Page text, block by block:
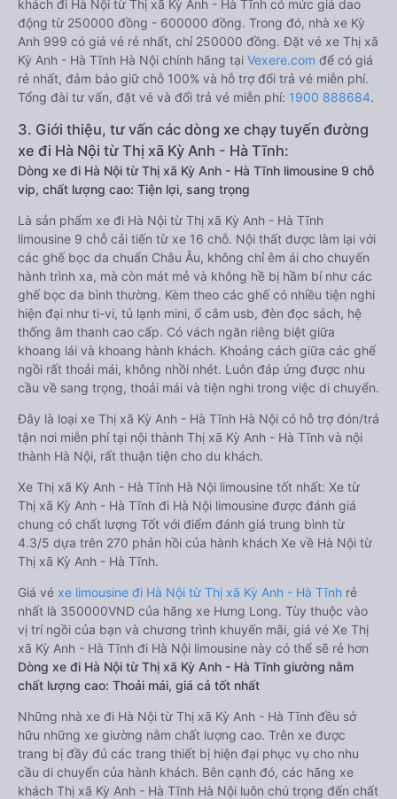
khách đi Hà Nội từ Thị xã Kỳ Anh - Hà Tĩnh có mức giá dao
động từ 250000 đồng - 600000 đồng. Trong đó, nhà xe Kỳ
Anh 999 có giá vé rẻ nhất, chỉ 250000 đồng. Đặt vé xe Thị xã
Kỳ Anh - Hà Tĩnh Hà Nội chính hãng tại Vexere.com để có giá
rẻ nhất, đảm bảo giữ chỗ 100% và hỗ trợ đổi trả vé miễn phí.
Tổng đài tư vấn, đặt vé và đổi trả vé miễn phí: 1900 888684.
3. Giới thiệu, tư vấn các dòng xe chạy tuyến đường
xe đi Hà Nội từ Thị xã Kỳ Anh - Hà Tĩnh:
Dòng xe đi Hà Nội từ Thị xã Kỳ Anh - Hà Tĩnh limousine 9 chỗ
vip, chất lượng cao: Tiện lợi, sang trọng
Là sản phẩm xe đi Hà Nội từ Thị xã Kỳ Anh - Hà Tĩnh
limousine 9 chỗ cải tiến từ xe 16 chỗ. Nội thất được làm lại với
các ghế bọc da chuẩn Châu Âu, không chỉ êm ái cho chuyến
hành trình xa, mà còn mát mẻ và không hề bị hầm bí như các
ghế bọc da bình thường. Kèm theo các ghế có nhiều tiện nghi
hiện đại như ti-vi, tủ lạnh mini, ổ cắm usb, đèn đọc sách, hệ
thống âm thanh cao cấp. Có vách ngăn riêng biệt giữa
khoang lái và khoang hành khách. Khoảng cách giữa các ghế
ngồi rất thoải mái, không nhồi nhét. Luôn đáp ứng được nhu
cầu về sang trọng, thoải mái và tiện nghi trong việc di chuyển.
Đây là loại xe Thị xã Kỳ Anh - Hà Tĩnh Hà Nội có hỗ trợ đón/trả
tận nơi miễn phí tại nội thành Thị xã Kỳ Anh - Hà Tĩnh và nội
thành Hà Nội, rất thuận tiện cho du khách.
Xe Thị xã Kỳ Anh - Hà Tĩnh Hà Nội limousine tốt nhất: Xe từ
Thị xã Kỳ Anh - Hà Tĩnh đi Hà Nội limousine được đánh giá
chung có chất lượng Tốt với điểm đánh giá trung bình từ
4.3/5 dựa trên 270 phản hồi của hành khách Xe về Hà Nội từ
Thị xã Kỳ Anh - Hà Tĩnh.
Giá vé xe limousine đi Hà Nội từ Thị xã Kỳ Anh - Hà Tĩnh rẻ
nhất là 350000VND của hãng xe Hưng Long. Tùy thuộc vào
vị trí ngồi của bạn và chương trình khuyến mãi, giá vé Xe Thị
xã Kỳ Anh - Hà Tĩnh đi Hà Nội limousine này có thể sẽ rẻ hơn
Dòng xe đi Hà Nội từ Thị xã Kỳ Anh - Hà Tĩnh giường nằm
chất lượng cao: Thoải mái, giá cả tốt nhất
Những nhà xe đi Hà Nội từ Thị xã Kỳ Anh - Hà Tĩnh đều sở
hữu những xe giường nằm chất lượng cao. Trên xe được
trang bị đầy đủ các trang thiết bị hiện đại phục vụ cho nhu
cầu di chuyển của hành khách. Bên cạnh đó, các hãng xe
khách Thị xã Kỳ Anh - Hà Tĩnh Hà Nội luôn chú trọng đến chất